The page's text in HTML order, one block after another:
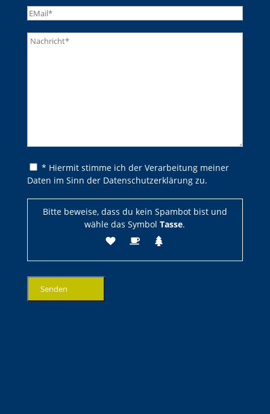
Bitte lasse dieses Feld leer.
Bitte lasse dieses Feld leer.
* Hiermit stimme ich der Verarbeitung meiner
Daten im Sinn der Datenschutzerklärung zu.
Bitte beweise, dass du kein Spambot bist und
wähle das Symbol Tasse.